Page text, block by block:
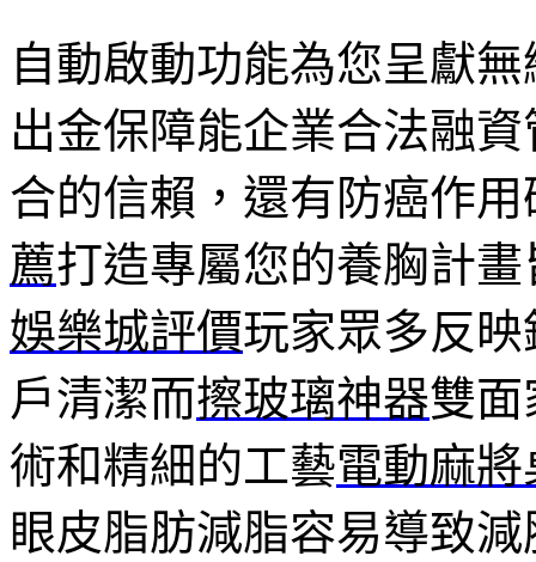
自動啟動功能為您呈獻無
出金保障能企業合法融資
合的信賴，還有防癌作
薦打造專屬您的養胸計
娛樂城評價玩家眾多反
戶清潔而擦玻璃神器雙面
術和精細的工藝電動麻將
眼皮脂肪減脂容易導致減